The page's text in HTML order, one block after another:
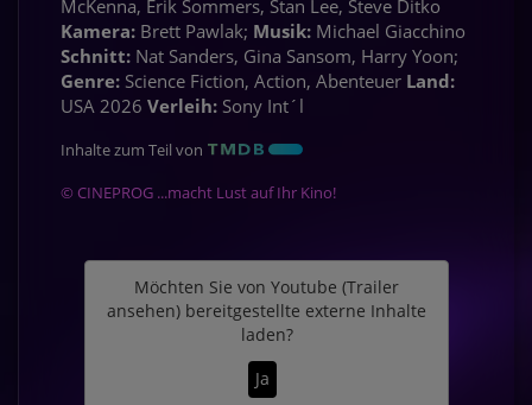
McKenna, Erik Sommers, Stan Lee, Steve Ditko
Kamera: Brett Pawlak; Musik: Michael Giacchino
Schnitt: Nat Sanders, Gina Sansom, Harry Yoon;
Genre: Science Fiction, Action, Abenteuer Land:
USA 2026 Verleih: Sony Int´l
Inhalte zum Teil von
© CINEPROG ...macht Lust auf Ihr Kino!
Möchten Sie von Youtube (Trailer
ansehen) bereitgestellte externe Inhalte
laden?
Ja